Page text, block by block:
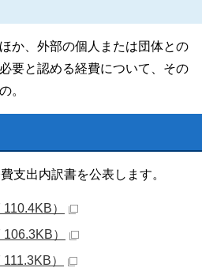
か、外部の個人または団体との
要と認める経費について、その
。
支出内訳書を公表します。
）
）
）